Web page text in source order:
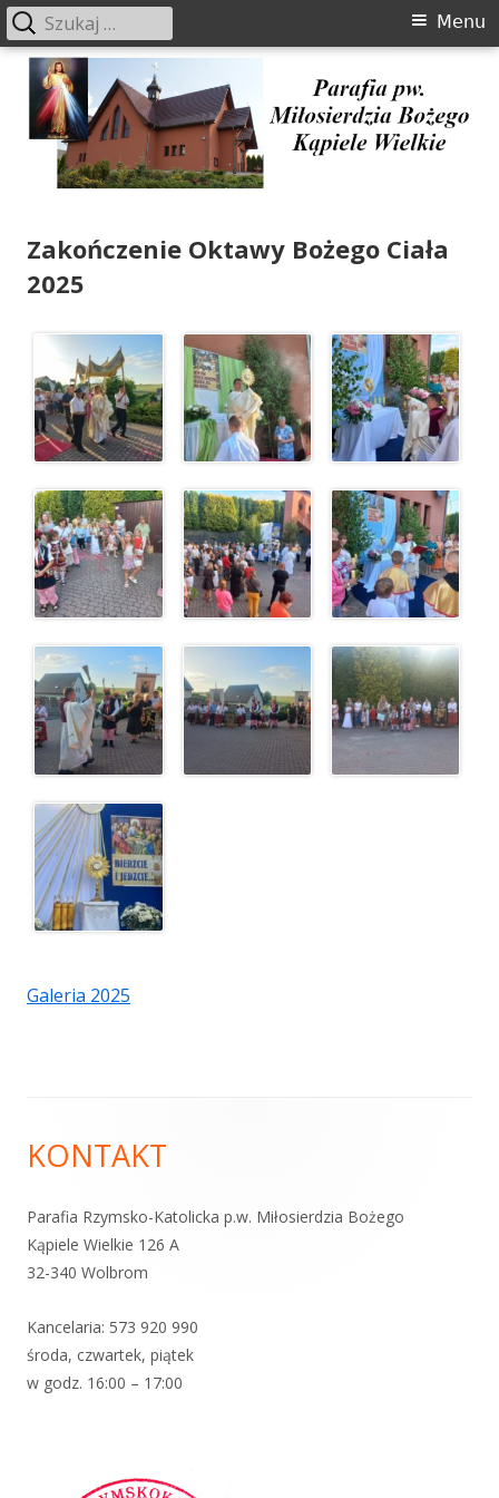
Przeskocz
treści
Kąpiele Wielkie
Menu
główne
Menu
Szukaj:
Zakończenie Oktawy Bożego Ciała
2025
Galeria 2025
stopki
KONTAKT
Parafia Rzymsko-Katolicka p.w. Miłosierdzia Bożego
Kąpiele Wielkie 126 A
32-340 Wolbrom
Kancelaria: 573 920 990
środa, czwartek, piątek
w godz. 16:00 – 17:00